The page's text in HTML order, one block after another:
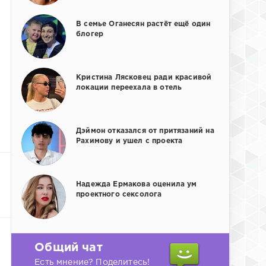
В семье Оганесян растёт ещё один
блогер
Кристина Лясковец ради красивой
локации переехала в отель
Дэймон отказался от притязаний на
Рахимову и ушел с проекта
Надежда Ермакова оценила ум
проектного сексолога
Общий чат
Есть мнение? Поделитесь!